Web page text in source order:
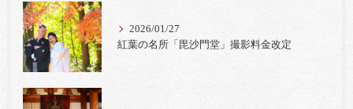
2026/01/27
紅葉の名所「毘沙門堂」撮影料金改定